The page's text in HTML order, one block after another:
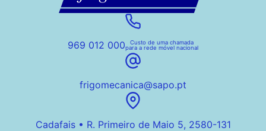
969 012 000
Custo de uma chamada
para a rede móvel nacional
frigomecanica@sapo.pt
Cadafais • R. Primeiro de Maio 5, 2580-131